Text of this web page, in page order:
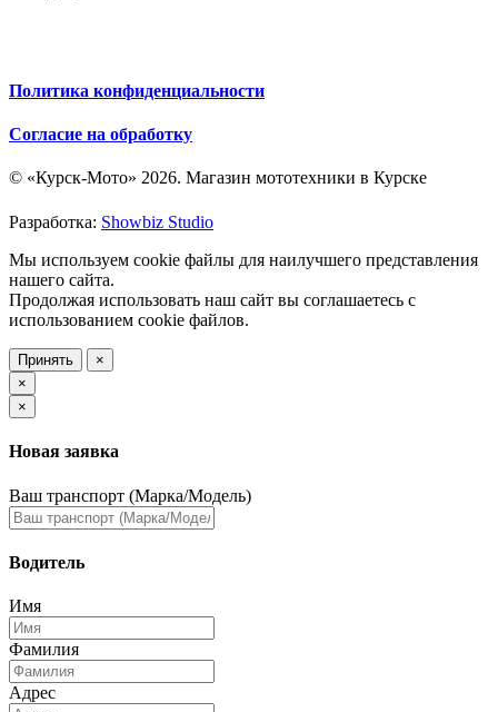
Политика конфиденциальности
Согласие на обработку
© «Курск-Мото» 2026. Магазин мототехники в Курске
Разработка: Showbiz Studio
Мы используем cookie файлы для наилучшего представления
нашего сайта.
Продолжая использовать наш сайт вы соглашаетесь с
использованием cookie файлов.
Принять
×
×
×
Новая заявка
Ваш транспорт (Марка/Модель)
Водитель
Имя
Фамилия
Адрес